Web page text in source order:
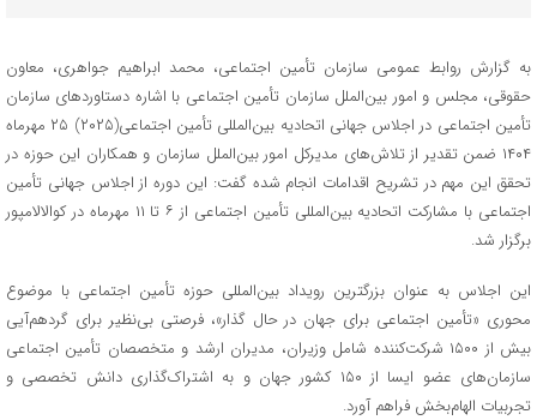
به گزارش روابط عمومی سازمان تأمین اجتماعی، محمد ابراهیم جواهری، معاون
حقوقی، مجلس و امور بین‌الملل سازمان تأمین اجتماعی با اشاره دستاوردهای سازمان
تأمین اجتماعی در اجلاس جهانی اتحادیه بین‌المللی تأمین اجتماعی(۲۰۲۵) ۲۵ مهرماه
۱۴۰۴ ضمن تقدیر از تلاش‌های مدیرکل امور بین‌الملل سازمان و همکاران این حوزه در
تحقق این مهم در تشریح اقدامات انجام شده گفت: این دوره از اجلاس جهانی تأمین
اجتماعی با مشارکت اتحادیه بین‌المللی تأمین اجتماعی از ۶ تا ۱۱ مهرماه در کوالالامپور
‏‏برگزار شد.
این اجلاس به عنوان بزرگترین رویداد بین‌المللی حوزه تأمین اجتماعی با موضوع
محوری «تأمین اجتماعی برای جهان در حال گذار»، فرصتی بی‌نظیر برای گردهم‌آیی
بیش از ۱۵۰۰ شرکت‌کننده شامل وزیران، مدیران ارشد و متخصصان تأمین اجتماعی
سازمان‌های عضو ایسا از ۱۵۰ کشور جهان و به اشتراک‌گذاری دانش تخصصی و
تجربیات الهام‌بخش فراهم ‌آورد.